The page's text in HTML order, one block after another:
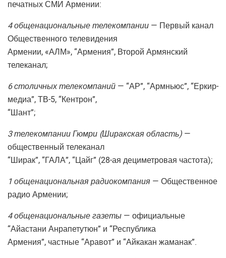
печатных СМИ Армении:
4 общенациональные телекомпании — Первый канал
Общественного телевидения
Армении, «АЛМ», “Армения”, Второй Армянский
телеканал;
6 столичных телекомпаний — “АР”, “Армньюс”, “Еркир-
медиа”, ТВ-5, “Кентрон”,
“Шант”;
3 телекомпании Гюмри (Ширакская область) —
общественный телеканал
“Ширак”, “ГАЛА”, “Цайг” (28-ая дециметровая частота);
1 общенациональная радиокомпания — Общественное
радио Армении;
4 общенациональные газеты — официальные
“Айастани Анрапетутюн” и “Республика
Армения”, частные “Аравот” и “Айкакан жаманак”.